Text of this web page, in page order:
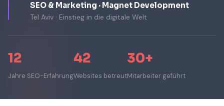
SEO & Marketing · Magnet Development
Tel Aviv · Einstieg in die digitale Welt
12
Jahre SEO-Erfahrung
42
Websites betreut
30+
Mitarbeiter geführt